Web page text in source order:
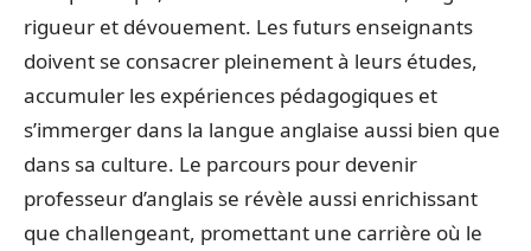
rigueur et dévouement. Les futurs enseignants
doivent se consacrer pleinement à leurs études,
accumuler les expériences pédagogiques et
s’immerger dans la langue anglaise aussi bien que
dans sa culture. Le parcours pour devenir
professeur d’anglais se révèle aussi enrichissant
que challengeant, promettant une carrière où le